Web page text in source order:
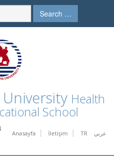
Search …
University Health
School
Anasayfa İletişim TR عربي